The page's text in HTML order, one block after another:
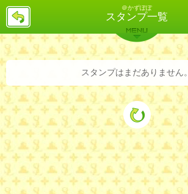
＠かずぽぽ
スタンプ一覧
戻
バックナンバー 詳細検索 ランキング
MENU
スタンプはまだありません。